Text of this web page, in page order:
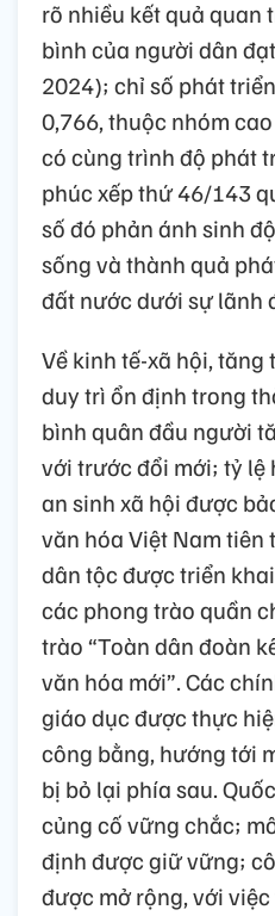
rõ nhiều kết quả quan
bình của người dân
2024); chỉ số phát
0,766, thuộc nhóm
có cùng trình độ phát
phúc xếp thứ 46/143
số đó phản ánh sinh
sống và thành quả
đất nước dưới sự lãnh
Về kinh tế-xã hội,
duy trì ổn định trong
bình quân đầu người
với trước đổi mới; tỷ lệ
an sinh xã hội được
văn hóa Việt Nam tiên
dân tộc được triển
các phong trào quần
trào “Toàn dân đoàn
văn hóa mới”. Các
giáo dục được thực
công bằng, hướng tới
bị bỏ lại phía sau.
củng cố vững chắc;
định được giữ vững;
được mở rộng, với